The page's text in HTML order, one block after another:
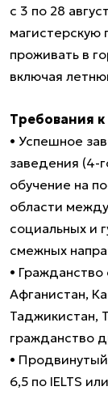
с 3 по 28
магистерскую
проживать в
включая
Требования
• Успешное
заведения (4-
обучение на
области
социальных и
смежных
•
Афганистан,
Таджикистан,
гражданство
•
6,5 по IELTS